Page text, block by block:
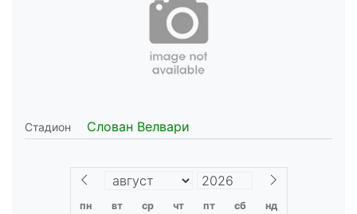
Стадион Слован Велвари
пн вт ср чт пт сб нд